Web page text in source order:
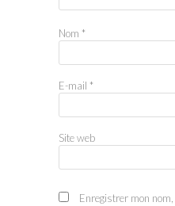
Nom *
E-mail *
Site web
Enregistrer mon